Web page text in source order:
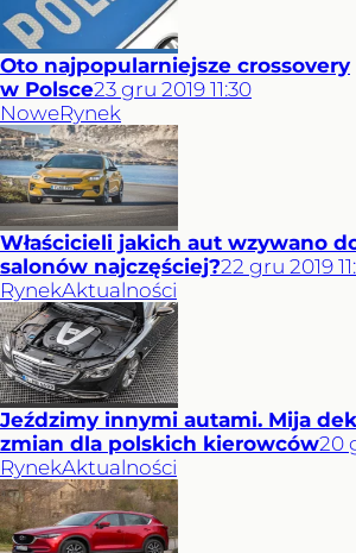
Oto najpopularniejsze crossovery
w Polsce23 gru 2019 11:30
NoweRynek
Właścicieli jakich aut wzywano
salonów najczęściej?22 gru 2019
RynekAktualności
Jeździmy innymi autami. Mija
zmian dla polskich kierowców20
RynekAktualności